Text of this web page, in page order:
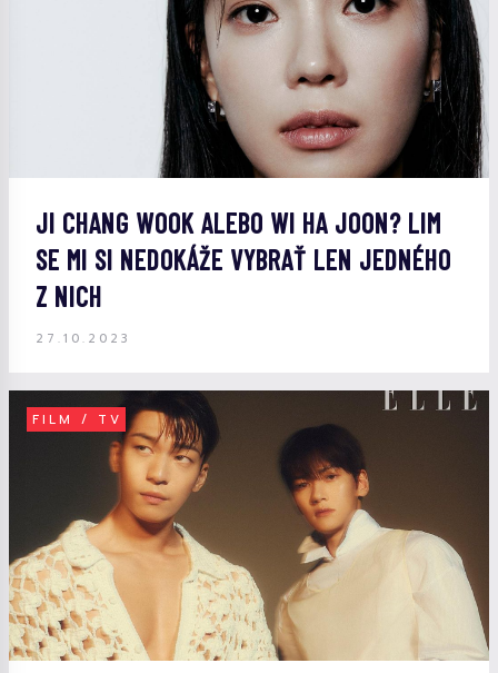
JI CHANG WOOK ALEBO WI HA JOON? LIM
SE MI SI NEDOKÁŽE VYBRAŤ LEN JEDNÉHO
Z NICH
27.10.2023
FILM / TV